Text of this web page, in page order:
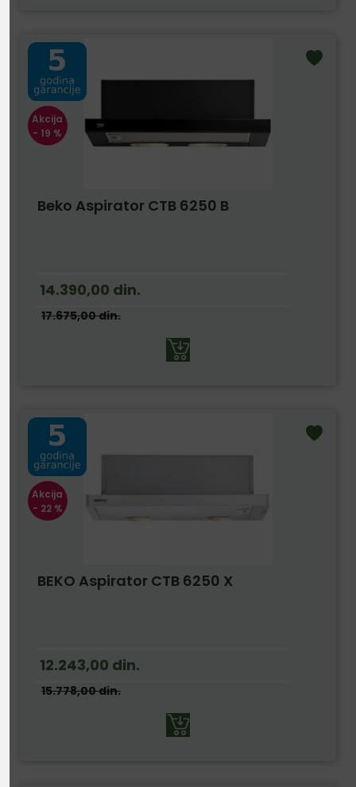
Akcija
- 19 %
Beko Aspirator CTB 6250 B
14.390,00 din.
17.675,00din.
Akcija
- 22 %
BEKO Aspirator CTB 6250 X
12.243,00 din.
15.778,00din.